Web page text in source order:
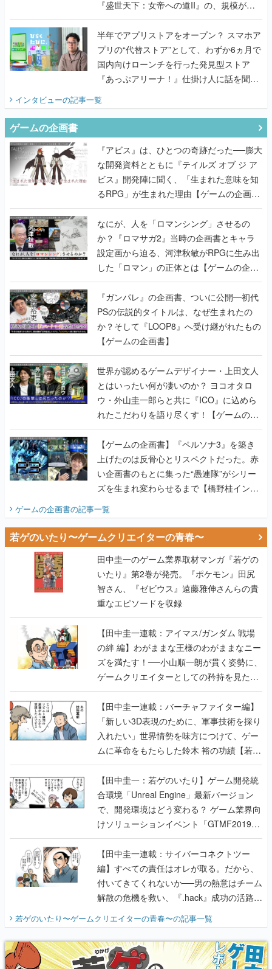
『盛世天下：女帝への道II』の、規模が違
うこだわりをプロデューサーに聞いた
半年でアプリストアをオープン？ スマホア
プリの“代替ストア”として、わずか6ヵ月で
国内向けローンチを行った発見型ストア
『あっぷアリーナ！』仕掛け人に話を聞い
インタビューの記事一覧
ゲームの企画書
『アビス』は、ひとつの奇跡だった──膨大
な開発資料とともに『テイルズ オブ ジ ア
ビス』開発陣に聞く、「生まれた意味を知
るRPG」が生まれた理由【ゲームの企画
書】
なにが、人を「ロマンシング」させるの
か？『ロマサガ2』当時の企画書とキャラ
設定画から迫る、河津秋敏がRPGに生み出
した「ロマン」の正体とは【ゲームの企画
書】
『ガンパレ』の企画書、ついに公開━初代
PSの伝説的タイトルは、なぜ生まれたの
か？そして『LOOP8』へ受け継がれたもの
【ゲームの企画書】
世界が認めるゲームデザイナー・上田文人
とはいったい何が凄いのか？ ヨコオタロ
ウ・外山圭一郎らと共に『ICO』に込めら
れたこだわりを語り尽くす！【ゲームの企
画書】
【ゲームの企画書】『ペルソナ3』を築き
上げたのは反骨心とリスペクトだった。赤
い企画書のもとに集った“愚連隊”がシリー
ズを生まれ変わらせるまで【橋野桂インタ
ゲームの企画書の記事一覧
若ゲのいたり〜ゲームクリエイターの青春〜
田中圭一のゲーム業界取材マンガ『若ゲの
いたり』第2巻が発売。『ポケモン』田尻
智さん、『ゼビウス』遠藤雅伸さんらの貴
重なエピソードを収録
【田中圭一連載：アイマス/ガンダム 戦場
の絆 編】わがままな王様のわがままなニー
ズを満たす！──小山順一朗が貫く姿勢に、
ゲームクリエイターとしての矜持を見た
【若ゲのいたり最終回】
【田中圭一連載：バーチャファイター編】
「新しい3D表現のために、軍事技術を採り
入れたい」世界情勢を味方につけて、ゲー
ムに革命をもたらした鈴木 裕の功績【若ゲ
のいたり】
【田中圭一：若ゲのいたり】ゲーム開発統
合環境「Unreal Engine」最新バージョン
で、開発環境はどう変わる？ ゲーム業界向
けソリューションイベント「GTMF2019」
に行って、より理解を深めよう【PR】
【田中圭一連載：サイバーコネクトツー
編】すべての責任はオレが取る。だから、
付いてきてくれないか──男の熱意はチーム
解散の危機を救い、『.hack』成功の活路を
『少年ジャンプ』色だった【若ゲのいた
り】
若ゲのいたり〜ゲームクリエイターの青春〜の記事一覧